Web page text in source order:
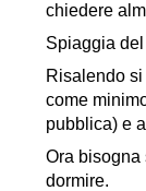
chiedere
Spiaggia
Risalendo
come
pubblica) e
Ora bisogna
dormire.